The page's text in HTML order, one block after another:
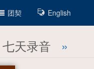
团契 English
七天录音 »